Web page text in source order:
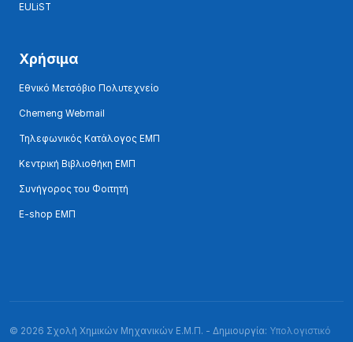
EULiST
Χρήσιμα
Εθνικό Μετσόβιο Πολυτεχνείο
Chemeng Webmail
Τηλεφωνικός Κατάλογος ΕΜΠ
Κεντρική Βιβλιοθήκη ΕΜΠ
Συνήγορος του Φοιτητή
E-shop ΕΜΠ
© 2026 Σχολή Χημικών Μηχανικών Ε.Μ.Π. - Δημιουργία: Υπολογιστικό